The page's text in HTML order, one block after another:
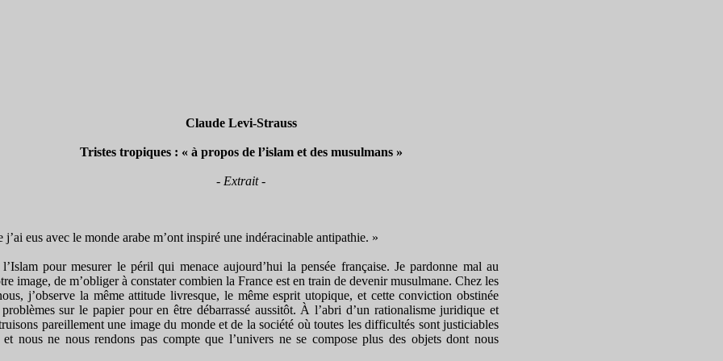
Claude Levi-Strauss
Tristes tropiques : « à propos de l’islam et des musulmans »
- Extrait -
eus avec le monde arabe m’ont inspiré une indéracinable antipathie. »
pour mesurer le péril qui menace aujourd’hui la pensée française. Je pardonne mal au
image, de m’obliger à constater combien la France est en train de devenir musulmane. Chez les
j’observe la même attitude livresque, le même esprit utopique, et cette conviction obstinée
sur le papier pour en être débarrassé aussitôt. À l’abri d’un rationalisme juridique et
pareillement une image du monde et de la société où toutes les difficultés sont justiciables
nous ne nous rendons pas compte que l’univers ne se compose plus des objets dont nous